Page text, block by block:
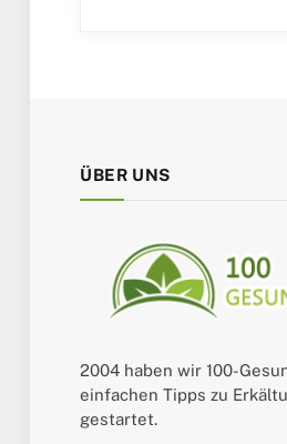
ÜBER UNS
2004 haben wir 100-
einfachen Tipps zu
gestartet.